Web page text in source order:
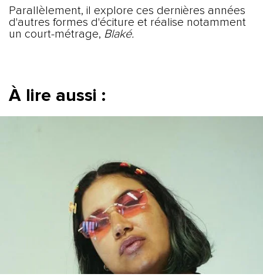
Parallèlement, il explore ces dernières années
d'autres formes d'éciture et réalise notamment
un court-métrage, Blaké.
À lire aussi :